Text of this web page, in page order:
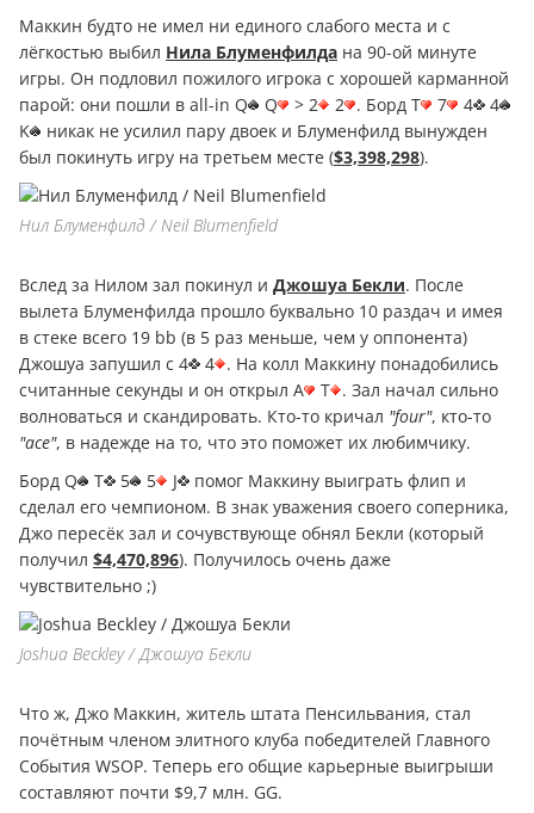
Маккин будто не имел ни единого слабого места и с
лёгкостью выбил Нила Блуменфилда на 90-ой минуте
игры. Он подловил пожилого игрока с хорошей карманной
парой: они пошли в all-in Q
Q > 2 2 . Борд T 7 4
4
K
никак не усилил пару двоек и Блуменфилд вынужден
был покинуть игру на третьем месте ($3,398,298).
Нил Блуменфилд / Neil Blumenfield
Вслед за Нилом зал покинул и Джошуа Бекли. После
вылета Блуменфилда прошло буквально 10 раздач и имея
в стеке всего 19 bb (в 5 раз меньше, чем у оппонента)
Джошуа запушил с 4
4 . На колл Маккину понадобились
считанные секунды и он открыл A
T . Зал начал сильно
волноваться и скандировать. Кто-то кричал "four", кто-то
"ace", в надежде на то, что это поможет их любимчику.
Борд Q
T 5 5 J
помог Маккину выиграть флип и
сделал его чемпионом. В знак уважения своего соперника,
Джо пересёк зал и сочувствующе обнял Бекли (который
получил $4,470,896). Получилось очень даже
чувствительно ;)
Joshua Beckley / Джошуа Бекли
Что ж, Джо Маккин, житель штата Пенсильвания, стал
почётным членом элитного клуба победителей Главного
События WSOP. Теперь его общие карьерные выигрыши
составляют почти $9,7 млн. GG.